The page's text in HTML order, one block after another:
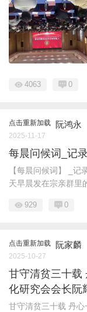
4063 0
点击重新加载 阮鸿永
2025-11-17
每晨问候词_记
【每晨问候词】 _
天早晨发在宗亲群里
929 0
点击重新加载 阮家麟
2025-10-27
甘守清贫三十
化研究会会长阮
甘守清贫三十载 丹